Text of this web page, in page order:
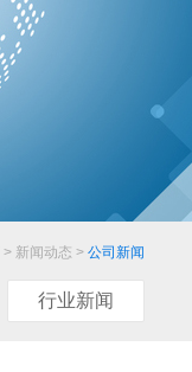
> 新闻动态 > 公司新闻
行业新闻